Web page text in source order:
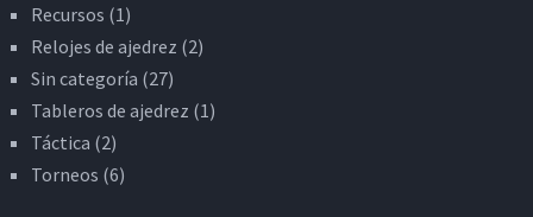
Recursos (1)
Relojes de ajedrez (2)
Sin categoría (27)
Tableros de ajedrez (1)
Táctica (2)
Torneos (6)